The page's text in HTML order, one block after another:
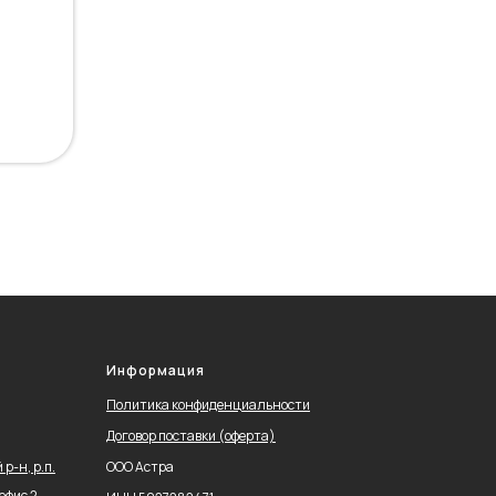
р-н, р.п.
Информация
Политика конфиденциальности
Договор поставки (оферта)
ООО Астра